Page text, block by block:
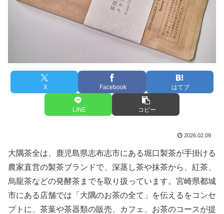
X Facebook はてブ
LINE コピー
2026.02.09
大隅茶全は、鹿児島県志布志市にある堀口製茶が手掛ける
農家直営の製茶ブランドで、深蒸し茶や抹茶から、紅茶、
烏龍茶などの発酵茶までを取り扱っています。宮崎県都城
市にある店舗では「大隅のお茶の全て」を伝えるをコンセ
プトに、茶葉や茶器類の販売、カフェ、お茶のコースが提